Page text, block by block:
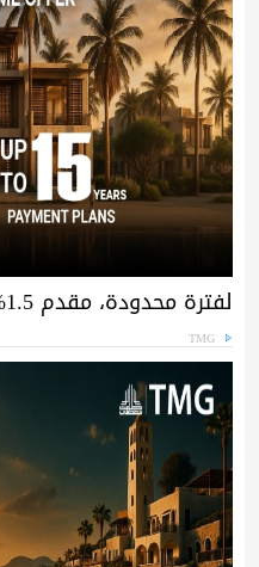
لفترة محدودة، مقدم 1.5% وتقسيط حتى 15 سنة
TMG